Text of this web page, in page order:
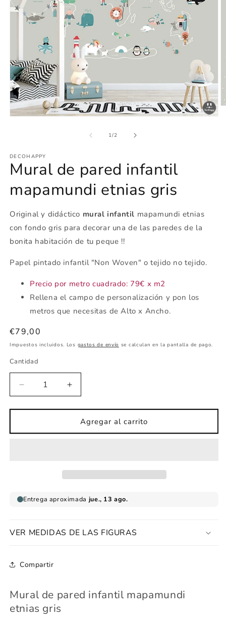
una
ventana
modal
1/de2
DECOHAPPY
Mural de pared infantil
mapamundi etnias gris
Original y didáctico mural infantil mapamundi etnias
con fondo gris para decorar una de las paredes de la
bonita habitación de tu peque !!
Papel pintado infantil "Non Woven" o tejido no tejido.
Precio por metro cuadrado: 79€ x m2
Rellena el campo de personalización y pon los
metros que necesitas de Alto x Ancho.
Precio
habitual
€79,00
Impuestos incluidos. Los gastos de envío se calculan en la pantalla de pago.
Cantidad
Reducir
cantidad
para
de
Aumentar
cantidad
para
Mural
de
Agregar al carrito
VER MEDIDAS DE LAS FIGURAS
Compartir
Mural de pared infantil mapamundi
etnias gris